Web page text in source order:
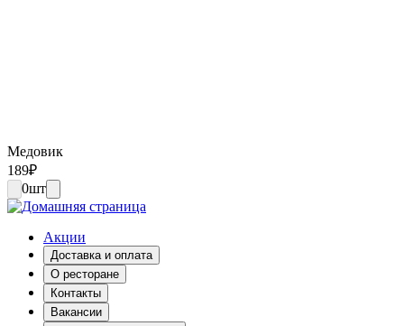
Медовик
189₽
0шт
Акции
Доставка и оплата
О ресторане
Контакты
Вакансии